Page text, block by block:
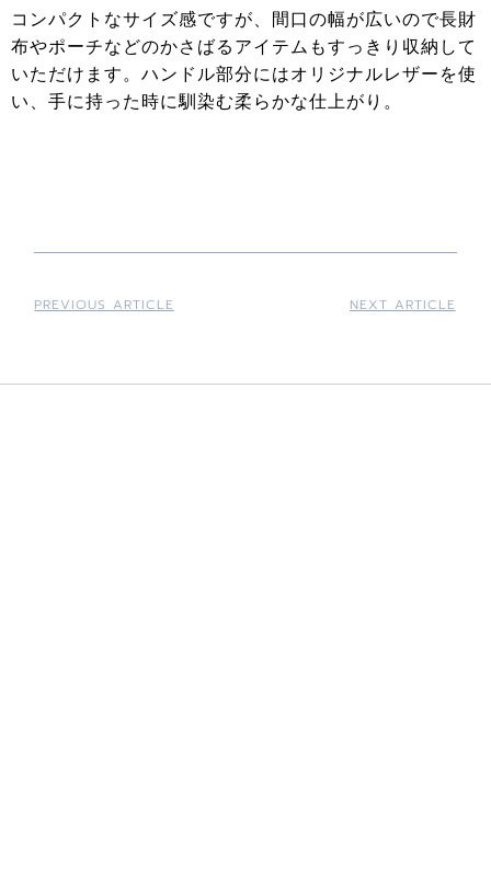
コンパクトなサイズ感ですが、間口の幅が広いので長財
布やポーチなどのかさばるアイテムもすっきり収納して
いただけます。ハンドル部分にはオリジナルレザーを使
い、手に持った時に馴染む柔らかな仕上がり。
PREVIOUS ARTICLE NEXT ARTICLE